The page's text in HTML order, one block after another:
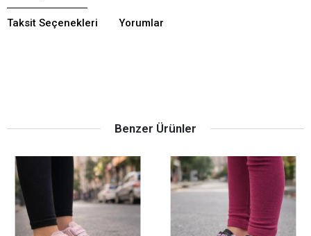
Taksit Seçenekleri Yorumlar
Benzer Ürünler